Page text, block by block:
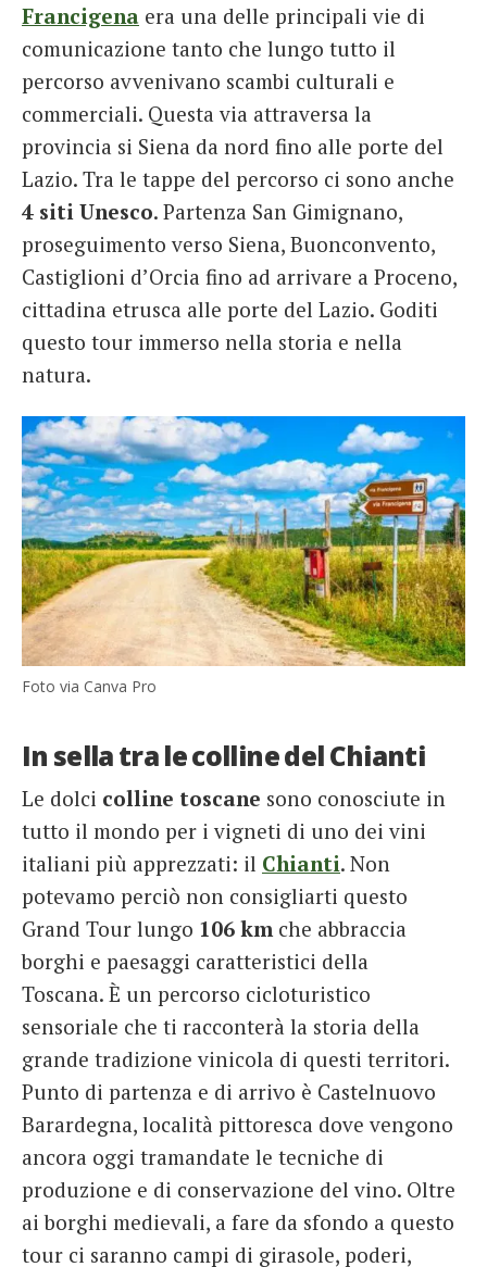
Francigena era una delle principali vie di
comunicazione tanto che lungo tutto il
percorso avvenivano scambi culturali e
commerciali. Questa via attraversa la
provincia si Siena da nord fino alle porte del
Lazio. Tra le tappe del percorso ci sono anche
4 siti Unesco. Partenza San Gimignano,
proseguimento verso Siena, Buonconvento,
Castiglioni d’Orcia fino ad arrivare a Proceno,
cittadina etrusca alle porte del Lazio. Goditi
questo tour immerso nella storia e nella
natura.
Foto via Canva Pro
In sella tra le colline del Chianti
Le dolci colline toscane sono conosciute in
tutto il mondo per i vigneti di uno dei vini
italiani più apprezzati: il Chianti. Non
potevamo perciò non consigliarti questo
Grand Tour lungo 106 km che abbraccia
borghi e paesaggi caratteristici della
Toscana. È un percorso cicloturistico
sensoriale che ti racconterà la storia della
grande tradizione vinicola di questi territori.
Punto di partenza e di arrivo è Castelnuovo
Barardegna, località pittoresca dove vengono
ancora oggi tramandate le tecniche di
produzione e di conservazione del vino. Oltre
ai borghi medievali, a fare da sfondo a questo
tour ci saranno campi di girasole, poderi,